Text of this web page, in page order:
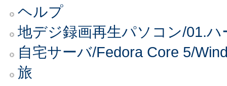
ヘルプ
地デジ録画再生パソコン/01.ハ
自宅サーバ/Fedora Core 5/
旅